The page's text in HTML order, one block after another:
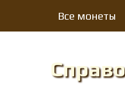
Все монеты